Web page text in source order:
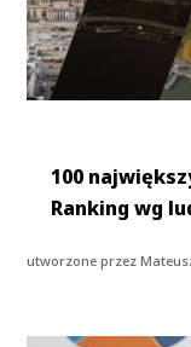
100
Ranking wg
utworzone przez